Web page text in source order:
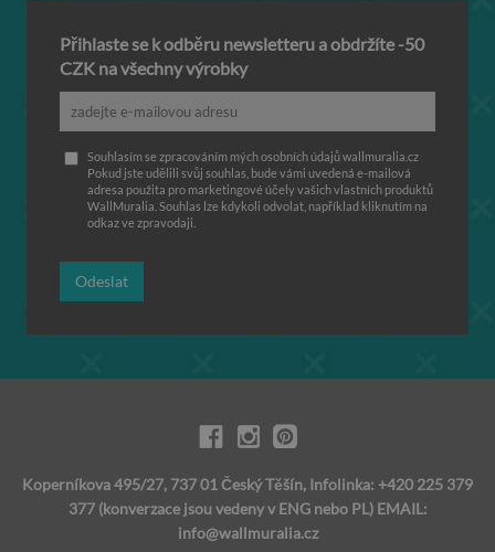
Přihlaste se k odběru newsletteru a obdržíte -50
CZK na všechny výrobky
Souhlasím se zpracováním mých osobních údajů wallmuralia.cz
Pokud jste udělili svůj souhlas, bude vámi uvedená e-mailová
adresa použita pro marketingové účely vašich vlastních produktů
WallMuralia. Souhlas lze kdykoli odvolat, například kliknutím na
odkaz ve zpravodaji.
Odeslat
Koperníkova 495/27, 737 01 Český Těšín, Infolinka: +420 225 379
377 (konverzace jsou vedeny v ENG nebo PL) EMAIL:
info@wallmuralia.cz